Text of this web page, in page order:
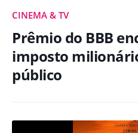
CINEMA & TV
Prêmio do BBB
imposto
público